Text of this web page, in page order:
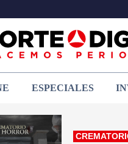
periodismo
ESPECIALES